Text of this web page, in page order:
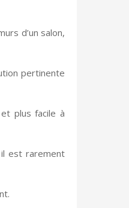
d’un salon,
pertinente
plus facile à
est rarement